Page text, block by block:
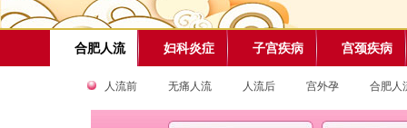
合肥人流 妇科炎症 子宫疾病 宫颈疾病
人流前 无痛人流 人流后 宫外孕 合肥人